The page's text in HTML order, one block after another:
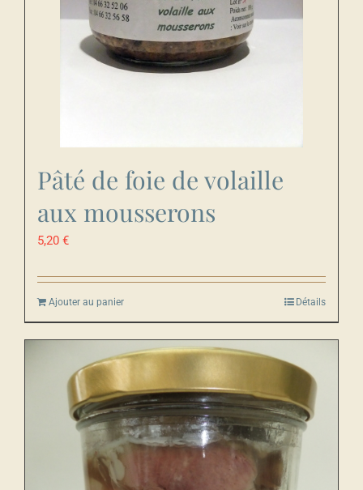
Pâté de foie de volaille
aux mousserons
5,20 €
Ajouter au panier Détails